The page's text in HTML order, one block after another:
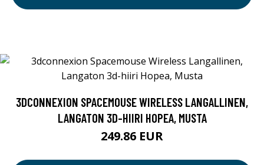
3DCONNEXION SPACEMOUSE WIRELESS LANGALLINEN,
LANGATON 3D-HIIRI HOPEA, MUSTA
249.86 EUR